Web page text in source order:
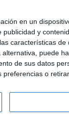
en un
y
características
puede
de sus datos
o
Criminología
Derecho
Inef
es un servicio de